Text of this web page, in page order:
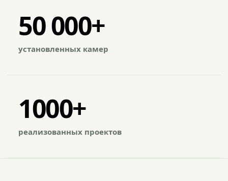
50 000+
установленных камер
1000+
реализованных проектов